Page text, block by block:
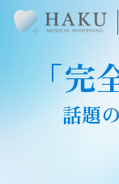
「完
話題の